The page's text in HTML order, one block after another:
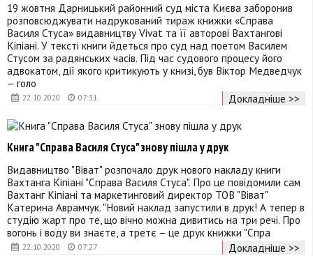
22.10.2020 07:31
19 жовтня Дарницький районний суд міста Києва заборонив
розповсюджувати надрукований тираж книжки «Справа
Василя Стуса» видавництву Vivat та її авторові Вахтангові
Кіпіані. У тексті книги йдеться про суд над поетом Василем
Стусом за радянських часів. Під час судового процесу його
адвокатом, дії якого критикують у книзі, був Віктор Медведчук
– голо
Докладніше >>
22.10.2020 07:27
Книга "Справа Василя Стуса" знову пішла у друк
Видавництво "Віват" розпочало друк нового накладу книги
Вахтанга Кіпіані "Справа Василя Стуса". Про це повідомили сам
Вахтанг Кіпіані та маркетинговий директор ТОВ "Віват"
Катерина Аврамчук. "Новий наклад запустили в друк! А тепер в
студію жарт про те, що вічно можна дивитись на три речі. Про
вогонь і воду ви знаєте, а третє – це друк книжки "Спра
Докладніше >>